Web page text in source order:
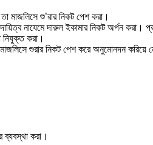
মাজলিসে শু’রার নিকট পেশ করা।
নাযেমে দারুল ইকামার নিকট অর্পন
নিযুক্ত করা।
মাজলিসে শুরার নিকট পেশ করে অনুমোনদন করিয়ে
ব্যবস্থা করা।